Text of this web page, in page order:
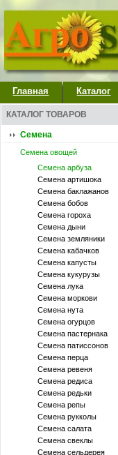
Главная Каталог
КАТАЛОГ ТОВАРОВ
Семена
Семена овощей
Семена арбуза
Семена артишока
Семена баклажанов
Семена бобов
Семена гороха
Семена дыни
Семена земляники
Семена кабачков
Семена капусты
Семена кукурузы
Семена лука
Семена моркови
Семена нута
Семена огурцов
Семена пастернака
Семена патиссонов
Семена перца
Семена ревеня
Семена редиса
Семена редьки
Семена репы
Семена рукколы
Семена салата
Семена свеклы
Семена сельдерея